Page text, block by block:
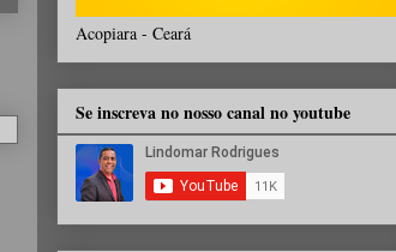
Acopiara - Ceará
Se inscreva no nosso canal no youtube